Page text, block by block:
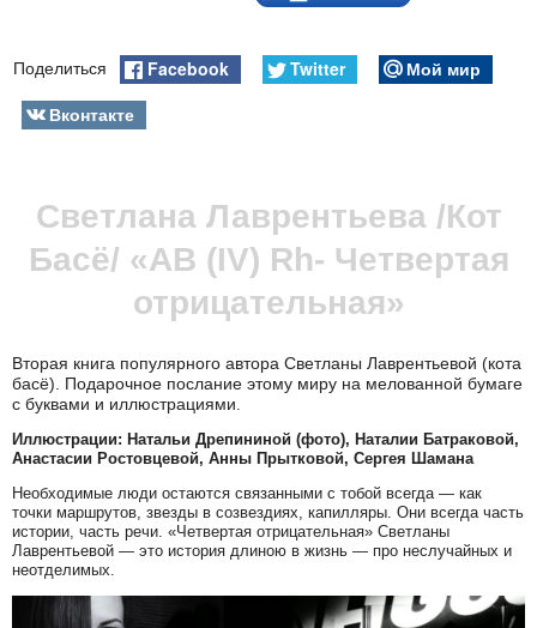
Поделиться Facebook Twitter
Мой мир
Вконтакте
Светлана Лаврентьева /Кот
Басё/ «AB (IV) Rh- Четвертая
отрицательная»
Вторая книга популярного автора Светланы Лаврентьевой (кота
басё). Подарочное послание этому миру на мелованной бумаге
с буквами и иллюстрациями
Иллюстрации: Натальи Дрепининой (фото), Наталии Батраковой,
Анастасии Ростовцевой, Анны Прытковой, Сергея Шамана
Необходимые люди остаются связанными с тобой всегда — как
точки маршрутов, звезды в созвездиях, капилляры. Они всегда часть
истории, часть речи. «Четвертая отрицательная» Светланы
Лаврентьевой — это история длиною в жизнь — про неслучайных и
неотделимых.